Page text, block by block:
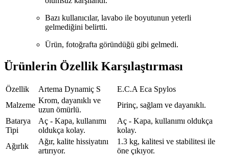
Bazı kullanıcılar, lavabo ile boyutunun yeterli
gelmediğini belirtti.
Ürün, fotoğrafta göründüğü gibi gelmedi.
Ürünlerin Özellik Karşılaştırması
Özellik Artema Dynamiç S
E.C.A Eca Spylos
Malzeme
Krom, dayanıklı ve
uzun ömürlü.
Pirinç, sağlam ve dayanıklı.
Batarya
Tipi
Aç - Kapa, kullanımı
oldukça kolay.
Aç - Kapa, kullanımı oldukça
kolay.
Ağırlık
Ağır, kalite hissiyatını
artırıyor.
1.3 kg, kalitesi ve stabilitesi ile
öne çıkıyor.